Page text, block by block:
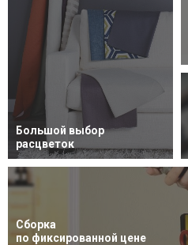
Большой выбор
расцветок
Сборка
по фиксированной цене